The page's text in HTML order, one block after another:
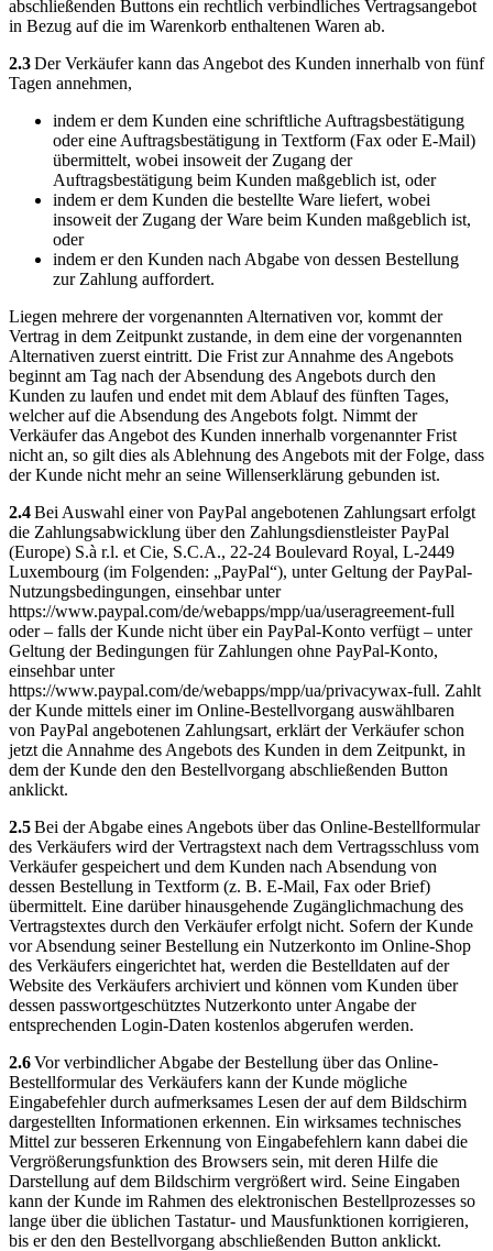
abschließenden Buttons ein rechtlich verbindliches Vertragsangebot
in Bezug auf die im Warenkorb enthaltenen Waren ab.
2.3Der Verkäufer kann das Angebot des Kunden innerhalb von fünf
Tagen annehmen,
indem er dem Kunden eine schriftliche Auftragsbestätigung
oder eine Auftragsbestätigung in Textform (Fax oder E-Mail)
übermittelt, wobei insoweit der Zugang der
Auftragsbestätigung beim Kunden maßgeblich ist, oder
indem er dem Kunden die bestellte Ware liefert, wobei
insoweit der Zugang der Ware beim Kunden maßgeblich ist,
oder
indem er den Kunden nach Abgabe von dessen Bestellung
zur Zahlung auffordert.
Liegen mehrere der vorgenannten Alternativen vor, kommt der
Vertrag in dem Zeitpunkt zustande, in dem eine der vorgenannten
Alternativen zuerst eintritt. Die Frist zur Annahme des Angebots
beginnt am Tag nach der Absendung des Angebots durch den
Kunden zu laufen und endet mit dem Ablauf des fünften Tages,
welcher auf die Absendung des Angebots folgt. Nimmt der
Verkäufer das Angebot des Kunden innerhalb vorgenannter Frist
nicht an, so gilt dies als Ablehnung des Angebots mit der Folge, dass
der Kunde nicht mehr an seine Willenserklärung gebunden ist.
2.4Bei Auswahl einer von PayPal angebotenen Zahlungsart erfolgt
die Zahlungsabwicklung über den Zahlungsdienstleister PayPal
(Europe) S.à r.l. et Cie, S.C.A., 22-24 Boulevard Royal, L-2449
Luxembourg (im Folgenden: „PayPal“), unter Geltung der PayPal-
Nutzungsbedingungen, einsehbar unter
https://www.paypal.com/de/webapps/mpp/ua/useragreement-full
oder – falls der Kunde nicht über ein PayPal-Konto verfügt – unter
Geltung der Bedingungen für Zahlungen ohne PayPal-Konto,
einsehbar unter
https://www.paypal.com/de/webapps/mpp/ua/privacywax-full. Zahlt
der Kunde mittels einer im Online-Bestellvorgang auswählbaren
von PayPal angebotenen Zahlungsart, erklärt der Verkäufer schon
jetzt die Annahme des Angebots des Kunden in dem Zeitpunkt, in
dem der Kunde den den Bestellvorgang abschließenden Button
anklickt.
2.5Bei der Abgabe eines Angebots über das Online-Bestellformular
des Verkäufers wird der Vertragstext nach dem Vertragsschluss vom
Verkäufer gespeichert und dem Kunden nach Absendung von
dessen Bestellung in Textform (z. B. E-Mail, Fax oder Brief)
übermittelt. Eine darüber hinausgehende Zugänglichmachung des
Vertragstextes durch den Verkäufer erfolgt nicht. Sofern der Kunde
vor Absendung seiner Bestellung ein Nutzerkonto im Online-Shop
des Verkäufers eingerichtet hat, werden die Bestelldaten auf der
Website des Verkäufers archiviert und können vom Kunden über
dessen passwortgeschütztes Nutzerkonto unter Angabe der
entsprechenden Login-Daten kostenlos abgerufen werden.
2.6Vor verbindlicher Abgabe der Bestellung über das Online-
Bestellformular des Verkäufers kann der Kunde mögliche
Eingabefehler durch aufmerksames Lesen der auf dem Bildschirm
dargestellten Informationen erkennen. Ein wirksames technisches
Mittel zur besseren Erkennung von Eingabefehlern kann dabei die
Vergrößerungsfunktion des Browsers sein, mit deren Hilfe die
Darstellung auf dem Bildschirm vergrößert wird. Seine Eingaben
kann der Kunde im Rahmen des elektronischen Bestellprozesses so
lange über die üblichen Tastatur- und Mausfunktionen korrigieren,
bis er den den Bestellvorgang abschließenden Button anklickt.